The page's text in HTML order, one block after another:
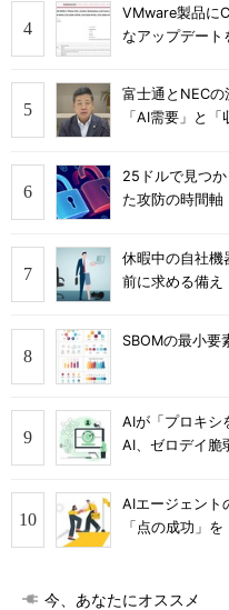
VMware製品に
なアップデート
富士通とNEC
「AI需要」と「
25ドルで見つ
た攻防の時間軸
休暇中の自社
前に求める備え
SBOMの最小
AIが「プロキ
AI、ゼロデイ脆
AIエージェン
「点の成功」
今、あなたにオススメ